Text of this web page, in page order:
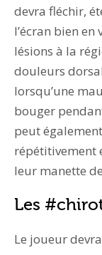
devra fléchir,
l’écran bien
lésions à la
douleurs
lorsqu’une
bouger
peut
répétitivement
leur manette
Les
Le joueur